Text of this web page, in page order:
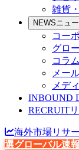
雑貨
NEWSニュ
コー
グロ
コラム
メー
メデ
INBOUND
RECRUIT
海外市場リサ
選グローバル速